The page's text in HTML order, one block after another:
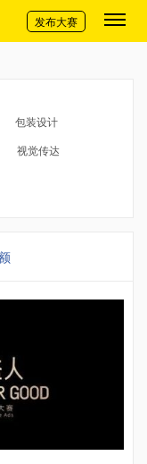
切换导航
发布大赛
包装设计
视觉传达